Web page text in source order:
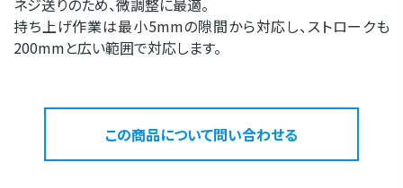
持ち上げ作業は最小5mmの隙間から対応し、ストロークも
200mmと広い範囲で対応します。
この商品について問い合わせる